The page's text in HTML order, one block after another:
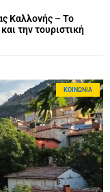
Καλλονής – Το
την τουριστική
ΚΟΙΝΩΝΊΑ